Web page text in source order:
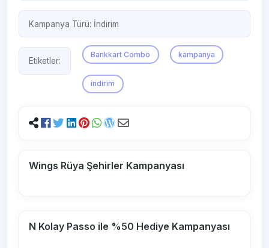
Kampanya Türü: İndirim
Etiketler:
Bankkart Combo kampanya
indirim
Wings Rüya Şehirler Kampanyası
N Kolay Passo ile %50 Hediye Kampanyası